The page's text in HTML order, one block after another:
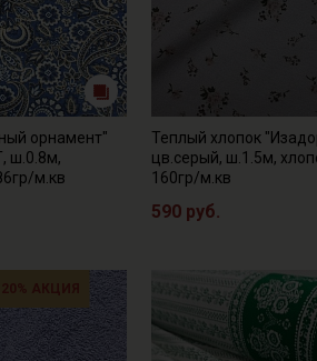
орнамент"
ш.0.8м,
м.кв
Теплый хлопок
цв.серый, ш.1.5м,
160гр/м.кв
590 руб.